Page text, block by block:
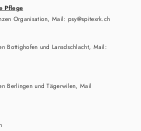
Pflege
Organisation, Mail: psy@spitexrk.ch
Bottighofen und Lansdschlacht, Mail:
Berlingen und Tägerwilen, Mail